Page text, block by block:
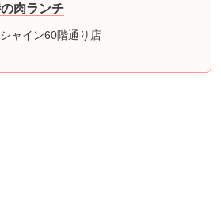
肉ランチ
ャイン60階通り店